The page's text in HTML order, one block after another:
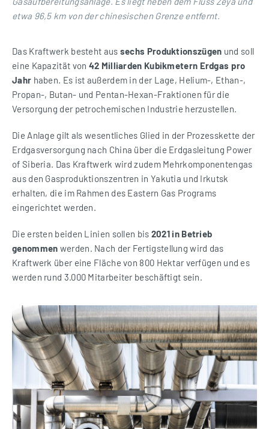
etwa 96,5 km von der chinesischen Grenze entfernt.
Das Kraftwerk besteht aus sechs Produktionszügen und soll
eine Kapazität von 42 Milliarden Kubikmetern Erdgas pro
Jahr haben. Es ist außerdem in der Lage, Helium-, Ethan-,
Propan-, Butan- und Pentan-Hexan-Fraktionen für die
Versorgung der petrochemischen Industrie herzustellen.
Die Anlage gilt als wesentliches Glied in der Prozesskette der
Erdgasversorgung nach China über die Erdgasleitung Power
of Siberia. Das Kraftwerk wird zudem Mehrkomponentengas
aus den Gasproduktionszentren in Yakutia und Irkutsk
erhalten, die im Rahmen des Eastern Gas Programs
eingerichtet werden.
Die ersten beiden Linien sollen bis 2021 in Betrieb
genommen werden. Nach der Fertigstellung wird das
Kraftwerk über eine Fläche von 800 Hektar verfügen und es
werden rund 3.000 Mitarbeiter beschäftigt sein.